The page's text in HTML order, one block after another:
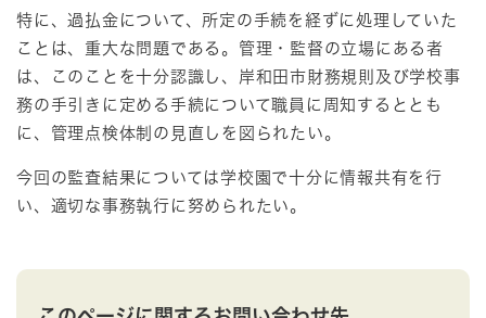
特に、過払金について、所定の手続を経ずに処理していた
ことは、重大な問題である。管理・監督の立場にある者
は、このことを十分認識し、岸和田市財務規則及び学校事
務の手引きに定める手続について職員に周知するととも
に、管理点検体制の見直しを図られたい。
今回の監査結果については学校園で十分に情報共有を行
い、適切な事務執行に努められたい。